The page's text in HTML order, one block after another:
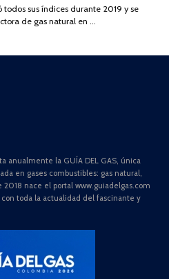
2025
sus índices durante 2019 y se
de gas natural en …
anualmente la GUÍA DEL GAS, única
en gases combustibles: gas natural,
2018 nace el portal www.guiadelgas.com
toda la actualidad del fascinante y